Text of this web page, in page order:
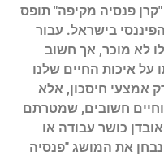
פנסיה מקיפה" תופס
בישראל. עבור
לא מוכר, אך חשוב
איכות החיים שלנו
אמצעי חיסכון, אלא
חשובים, שמטרתם
כושר עבודה או
את המושג "פנסיה